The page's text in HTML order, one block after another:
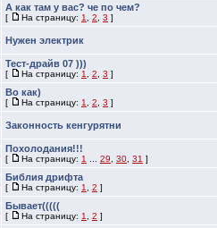
А как там у вас? че по чем?
[ На страницу: 1 2 3 ]
Нужен электрик
Тест-драйв 07 )))
[ На страницу: 1 2 3 ]
Во как)
[ На страницу: 1 2 3 ]
Законность кенгурятни
Похолодания!!!
[ На страницу: 1 29 30 31 ]
Библия дрифта
[ На страницу: 1 2 ]
Бывает(((((
[ На страницу: 1 2 ]